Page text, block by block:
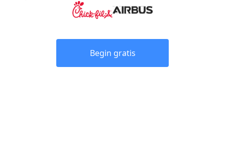
Begin gratis